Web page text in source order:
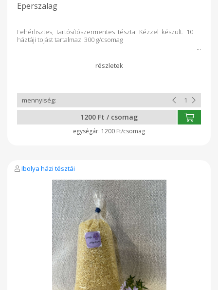
Eperszalag
Fehérlisztes, tartósítószermentes tészta. Kézzel készült. 10
háztáji tojást tartalmaz. 300 g/csomag
1200 Ft / csomag
1200 Ft/csomag
Ibolya házi tésztái